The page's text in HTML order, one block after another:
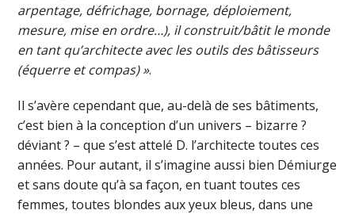
arpentage, défrichage, bornage, déploiement,
mesure, mise en ordre…), il construit/bâtit le monde
en tant qu’architecte avec les outils des bâtisseurs
(équerre et compas) ».
Il s’avère cependant que, au-delà de ses bâtiments,
c’est bien à la conception d’un univers – bizarre ?
déviant ? – que s’est attelé D. l’architecte toutes ces
années. Pour autant, il s’imagine aussi bien Démiurge
et sans doute qu’à sa façon, en tuant toutes ces
femmes, toutes blondes aux yeux bleus, dans une